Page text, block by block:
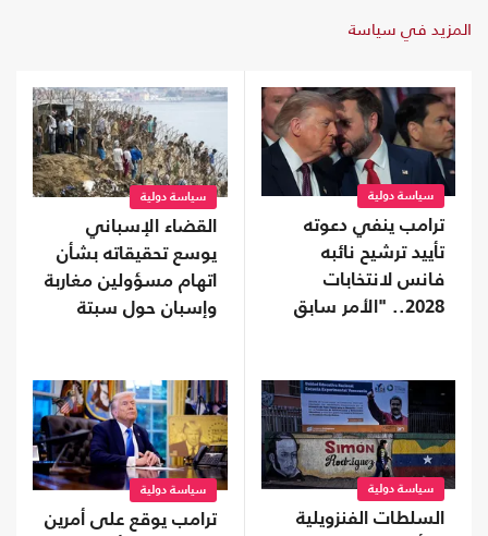
المزيد في سياسة
سياسة دولية
ترامب ينفي دعوته
تأييد ترشيح نائبه
فانس لانتخابات
2028.. "الأمر سابق
سياسة دولية
القضاء الإسباني
يوسع تحقيقاته بشأن
اتهام مسؤولين مغاربة
وإسبان حول سبتة
سياسة دولية
السلطات الفنزويلية
سياسة دولية
ترامب يوقع على أمرين